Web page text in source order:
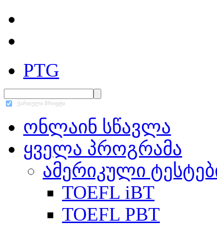
PTG
ქართული შრიფტი
ონლაინ სწავლა
ყველა პროგრამა
ამერიკული
TOEFL iBT
TOEFL PBT